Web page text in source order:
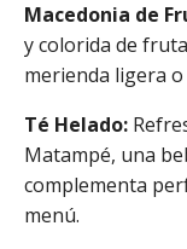
Macedonia de
y colorida de
merienda ligera
Té Helado:
Matampé, una
complementa
menú.